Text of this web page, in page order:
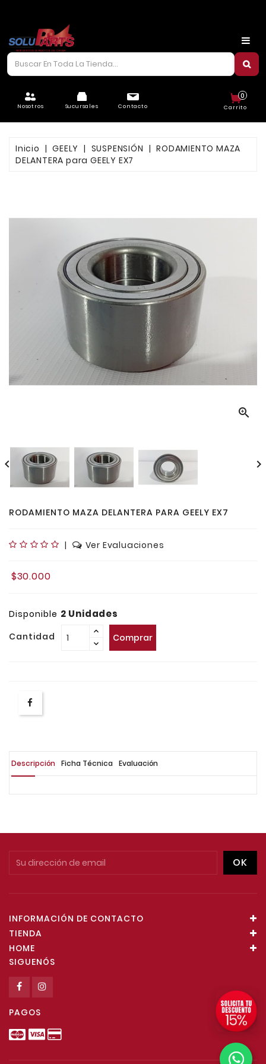
Nosotros Sucursales Contacto Carrito
0
CARROCERÍA
ELÉCTRICO
FRENOS
SUSPENSIÓN
Inicio GEELY SUSPENSIÓN
RODAMIENTO MAZA
DELANTERA para GEELY EX7

 
RODAMIENTO MAZA DELANTERA PARA GEELY EX7
| Ver Evaluaciones
$30.000
Disponible 2 Unidades
Cantidad Comprar
Descripción Ficha Técnica Evaluación
INFORMACIÓN DE CONTACTO
TIENDA
HOME
SIGUENÓS
PAGOS